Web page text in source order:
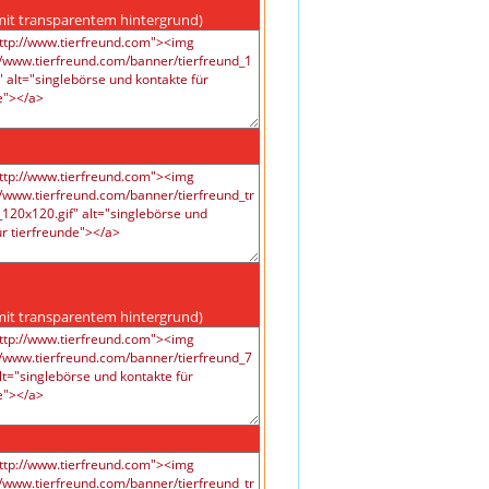
transparentem hintergrund)
transparentem hintergrund)